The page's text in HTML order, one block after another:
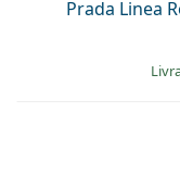
Prada Linea